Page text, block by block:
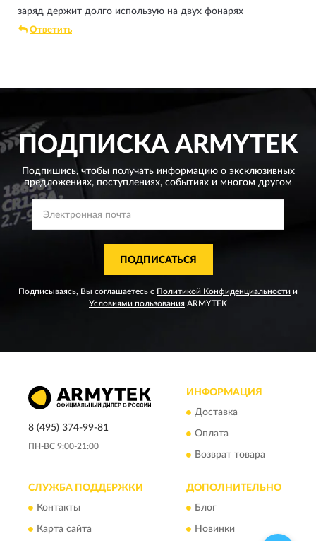
заряд держит долго использую на двух фонарях
Ответить
ПОДПИСКАARMYTEK
Подпишись, чтобы получать информацию о эксклюзивных
предложениях, поступлениях, событиях и многом другом
ПОДПИСАТЬСЯ
Подписываясь, Вы соглашаетесь с Политикой Конфиденциальности и
Условиями пользования ARMYTEK
8 (495) 374-99-81
ПН-ВС 9:00-21:00
ИНФОРМАЦИЯ
Доставка
Оплата
Возврат товара
СЛУЖБА ПОДДЕРЖКИ
Контакты
Карта сайта
ДОПОЛНИТЕЛЬНО
Блог
Новинки